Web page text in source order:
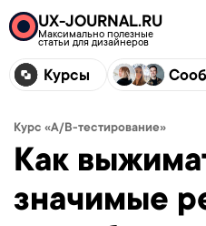
UX-JOURNAL.RU
Максимально полезные
статьи для дизайнеров
Курсы
Курс «A/B-тестирование»
Как
значимые